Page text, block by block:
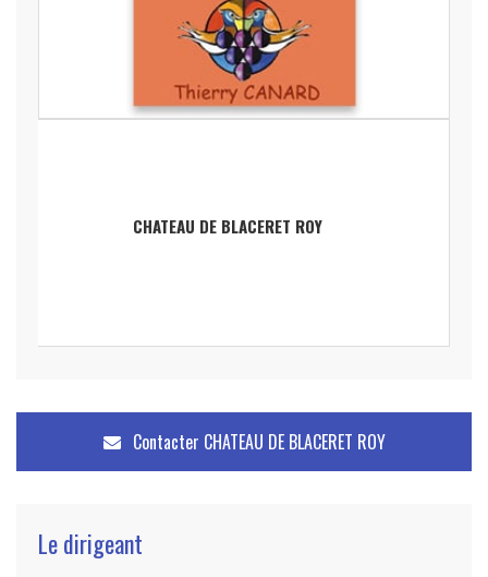
CHATEAU DE BLACERET ROY
Contacter CHATEAU DE BLACERET ROY
Le dirigeant